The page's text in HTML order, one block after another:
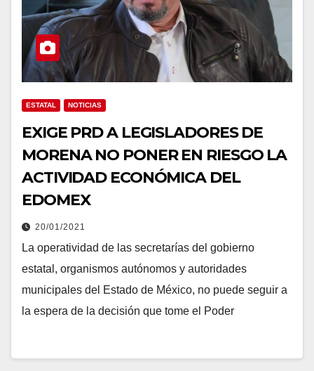
ESTATAL NOTICIAS
EXIGE PRD A LEGISLADORES DE
MORENA NO PONER EN RIESGO LA
ACTIVIDAD ECONÓMICA DEL
EDOMEX
20/01/2021
La operatividad de las secretarías del gobierno
estatal, organismos autónomos y autoridades
municipales del Estado de México, no puede seguir a
la espera de la decisión que tome el Poder